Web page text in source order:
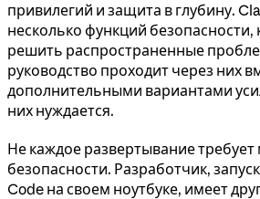
привилегий и защита в глубину.
несколько функций
решить распространенные
руководство проходит через них
дополнительными вариантами
них нуждается.
Не каждое развертывание
безопасности. Разработчик,
Code на своем ноутбуке, имеет